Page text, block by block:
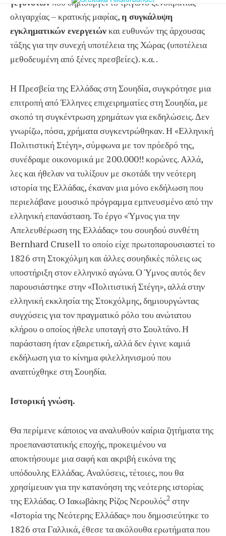
ολιγαρχίας – κρατικής μαφίας,η συγκάλυψη
εγκληματικών ενεργειώνκαι ευθυνών της άρχουσας
τάξης για την συνεχή υποτέλεια της Χώρας (υποτέλεια
μεθοδευμένη από ξένες πρεσβείες). κ.α. .
Η Πρεσβεία της Ελλάδας στη Σουηδία, συγκρότησε μια
επιτροπή από Έλληνες επιχειρηματίες στη Σουηδία, με
σκοπό τη συγκέντρωση χρημάτων για εκδηλώσεις. Δεν
γνωρίζω, πόσα, χρήματα συγκεντρώθηκαν. Η «Ελληνική
Πολιτιστική Στέγη», σύμφωνα με τον πρόεδρό της,
συνέδραμε οικονομικά με 200.000!! κορώνες. Αλλά,
λες και ήθελαν να τυλίξουν με σκοτάδι την νεότερη
ιστορία της Ελλάδας, έκαναν μια μόνο εκδήλωση που
περιελάβανε μουσικό πρόγραμμα εμπνευσμένο από την
ελληνική επανάσταση. Το έργο «Ύμνος για την
Απελευθέρωση της Ελλάδας» του σουηδού συνθέτη
Bernhard Crusell το οποίο είχε πρωτοπαρουσιαστεί το
1826 στη Στοκχόλμη και άλλες σουηδικές πόλεις ως
υποστήριξη στον ελληνικό αγώνα. Ο Ύμνος αυτός δεν
παρουσιάστηκε στην «Πολιτιστική Στέγη», αλλά στην
ελληνική εκκλησία της Στοκχόλμης, δημιουργώντας
συγχύσεις για τον πραγματικό ρόλο του ανώτατου
κλήρου ο οποίος ήθελε υποταγή στο Σουλτάνο. Η
παράσταση ήταν εξαιρετική, αλλά δεν έγινε καμιά
εκδήλωση για το κίνημα φιλελληνισμού που
αναπτύχθηκε στη Σουηδία.
Ιστορική γνώση.
Θα περίμενε κάποιος να αναλυθούν καίρια ζητήματα της
προεπαναστατικής εποχής, προκειμένου να
αποκτήσουμε μια σαφή και ακριβή εικόνα της
υπόδουλης Ελλάδας. Αναλύσεις, τέτοιες, που θα
χρησίμευαν για την κατανόηση της νεότερης ιστορίας
της Ελλάδας. Ο Ιακωβάκης Ρίζος Νερουλός2 στην
«Ιστορία της Νεότερης Ελλάδας» που δημοσιεύτηκε το
1826 στα Γαλλικά, έθεσε τα ακόλουθα ερωτήματα που